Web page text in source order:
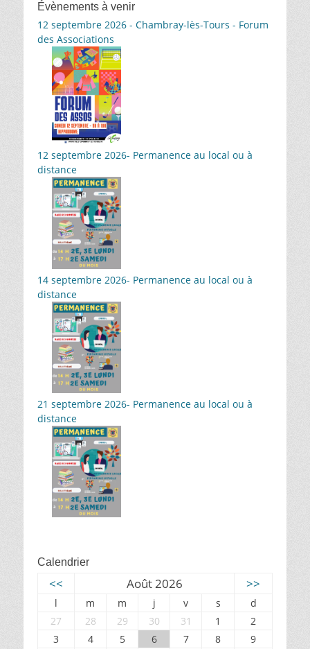
Évènements à venir
12 septembre 2026 - Chambray-lès-Tours - Forum
des Associations
12 septembre 2026- Permanence au local ou à
distance
14 septembre 2026- Permanence au local ou à
distance
21 septembre 2026- Permanence au local ou à
distance
Calendrier
<< Août 2026 >>
l m m j v s
d
27
28 29 30 31 1
2
3
4 5 6 7 8 9